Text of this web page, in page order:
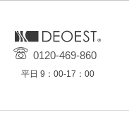
0120-469-860
平日 9：00-17：00